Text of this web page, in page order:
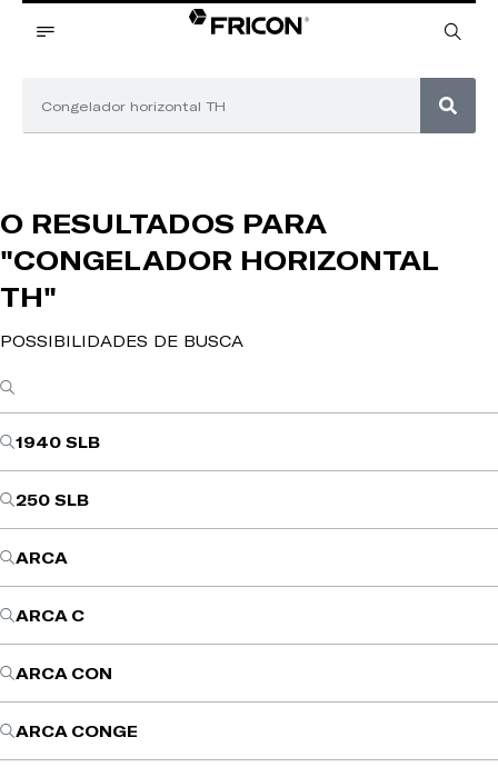
O RESULTADOS PARA
"CONGELADOR HORIZONTAL
TH"
POSSIBILIDADES DE BUSCA
1940 SLB
250 SLB
ARCA
ARCA C
ARCA CON
ARCA CONGE